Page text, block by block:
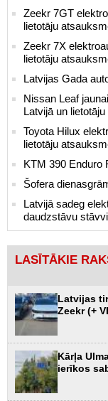
Zeekr 7GT
lietotāju
Zeekr 7X
lietotāju
Latvijas Gada
Nissan Leaf
Latvijā un
Toyota Hilux
lietotāju
KTM 390 Enduro
Šofera
Latvijā sadeg
daudzstāvu
LASĪTĀKIE
Latvijas
Zeekr (+
Kārļa
ierīkos